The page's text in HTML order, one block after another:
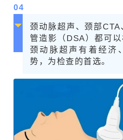
04
颈动脉超声、颈部
管造影（DSA）都可以
颈动脉超声有着经济
势，为检查的首选。